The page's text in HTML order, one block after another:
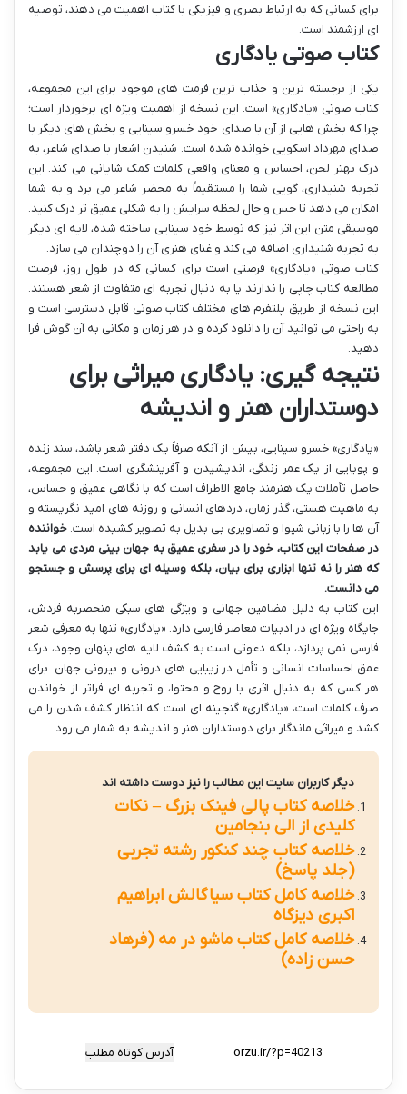
برای کسانی که به ارتباط بصری و فیزیکی با کتاب اهمیت می دهند، توصیه
ای ارزشمند است.
کتاب صوتی یادگاری
یکی از برجسته ترین و جذاب ترین فرمت های موجود برای این مجموعه،
کتاب صوتی «یادگاری» است. این نسخه از اهمیت ویژه ای برخوردار است؛
چرا که بخش هایی از آن با صدای خود خسرو سینایی و بخش های دیگر با
صدای مهرداد اسکویی خوانده شده است. شنیدن اشعار با صدای شاعر، به
درک بهتر لحن، احساس و معنای واقعی کلمات کمک شایانی می کند. این
تجربه شنیداری، گویی شما را مستقیماً به محضر شاعر می برد و به شما
امکان می دهد تا حس و حال لحظه سرایش را به شکلی عمیق تر درک کنید.
موسیقی متن این اثر نیز که توسط خود سینایی ساخته شده، لایه ای دیگر
به تجربه شنیداری اضافه می کند و غنای هنری آن را دوچندان می سازد.
کتاب صوتی «یادگاری» فرصتی است برای کسانی که در طول روز، فرصت
مطالعه کتاب چاپی را ندارند یا به دنبال تجربه ای متفاوت از شعر هستند.
این نسخه از طریق پلتفرم های مختلف کتاب صوتی قابل دسترسی است و
به راحتی می توانید آن را دانلود کرده و در هر زمان و مکانی به آن گوش فرا
دهید.
نتیجه گیری: یادگاری میراثی برای
دوستداران هنر و اندیشه
«یادگاری» خسرو سینایی، بیش از آنکه صرفاً یک دفتر شعر باشد، سند زنده
و پویایی از یک عمر زندگی، اندیشیدن و آفرینشگری است. این مجموعه،
حاصل تأملات یک هنرمند جامع الاطراف است که با نگاهی عمیق و حساس،
به ماهیت هستی، گذر زمان، دردهای انسانی و روزنه های امید نگریسته و
آن ها را با زبانی شیوا و تصاویری بی بدیل به تصویر کشیده است. خواننده
در صفحات این کتاب، خود را در سفری عمیق به جهان بینی مردی می یابد
که هنر را نه تنها ابزاری برای بیان، بلکه وسیله ای برای پرسش و جستجو
می دانست.
این کتاب به دلیل مضامین جهانی و ویژگی های سبکی منحصربه فردش،
جایگاه ویژه ای در ادبیات معاصر فارسی دارد. «یادگاری» تنها به معرفی شعر
فارسی نمی پردازد، بلکه دعوتی است به کشف لایه های پنهان وجود، درک
عمق احساسات انسانی و تأمل در زیبایی های درونی و بیرونی جهان. برای
هر کسی که به دنبال اثری با روح و محتوا، و تجربه ای فراتر از خواندن
صرف کلمات است، «یادگاری» گنجینه ای است که انتظار کشف شدن را می
کشد و میراثی ماندگار برای دوستداران هنر و اندیشه به شمار می رود.
دیگر کاربران سایت این مطالب را نیز دوست داشته اند
خلاصه کتاب پالی فینک بزرگ – نکات
کلیدی از الی بنجامین
خلاصه کتاب چند کنکور رشته تجربی
(جلد پاسخ)
خلاصه کامل کتاب سیاگالش ابراهیم
اکبری دیزگاه
خلاصه کامل کتاب ماشو در مه (فرهاد
حسن زاده)
آدرس کوتاه مطلب